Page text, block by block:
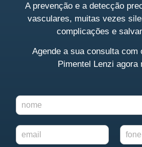
A prevenção e a detecção
vasculares, muitas vezes
complicações e
Agende a sua consulta com
Pimentel Lenzi agora
N
o
e
*
E
-
F
o